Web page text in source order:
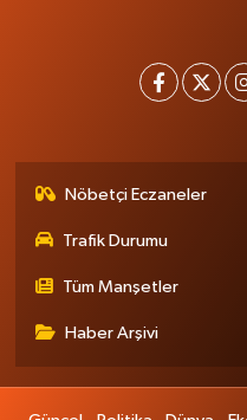
Nöbetçi Eczaneler
Trafik Durumu
Tüm Manşetler
Haber Arşivi